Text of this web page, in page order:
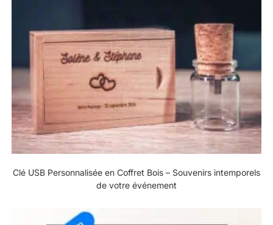
Clé USB Personnalisée en Coffret Bois – Souvenirs intemporels
de votre événement